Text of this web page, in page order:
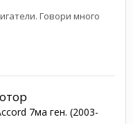
Говори много
7ма ген. (2003-